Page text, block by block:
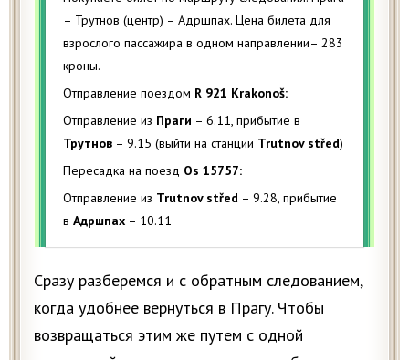
– Трутнов (центр) – Адршпах. Цена билета для
взрослого пассажира в одном направлении– 283
кроны.
Отправление поездом R 921 Krakonoš:
Отправление из Праги – 6.11, прибытие в
Трутнов – 9.15 (выйти на станции Trutnov střed)
Пересадка на поезд Os 15757:
Отправление из Trutnov střed – 9.28, прибытие
в Адршпах – 10.11
Сразу разберемся и с обратным следованием,
когда удобнее вернуться в Прагу. Чтобы
возвращаться этим же путем с одной